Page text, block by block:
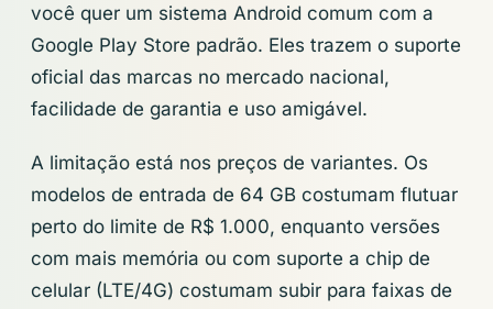
você quer um sistema Android comum com a
Google Play Store padrão. Eles trazem o suporte
oficial das marcas no mercado nacional,
facilidade de garantia e uso amigável.
A limitação está nos preços de variantes. Os
modelos de entrada de 64 GB costumam flutuar
perto do limite de R$ 1.000, enquanto versões
com mais memória ou com suporte a chip de
celular (LTE/4G) costumam subir para faixas de